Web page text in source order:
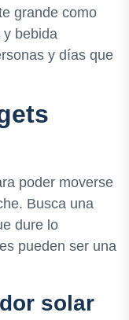
grande como
bebida
y días que
poder moverse
Busca una
dure lo
pueden ser una
solar